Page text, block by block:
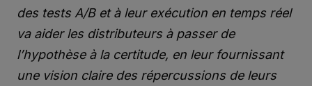
des tests A/B et à leur exécution en temps réel
va aider les distributeurs à passer de
l’hypothèse à la certitude, en leur fournissant
une vision claire des répercussions de leurs